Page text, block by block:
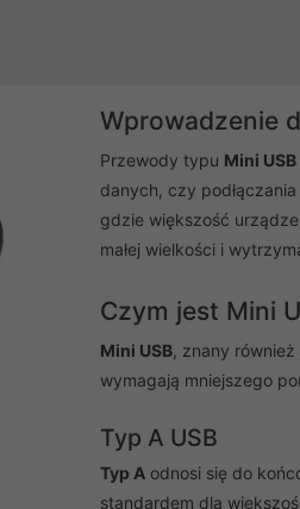
Wprowadzenie
Przewody typu Mini
danych, czy
gdzie większość
małej wielkości i
Czym jest Mini
Mini USB, znany również
wymagają mniejszego
Typ A USB
Typ Aodnosi się do
standardem dla